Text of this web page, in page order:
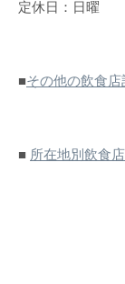
定休日：日曜
■その他の飲食店
■ 所在地別飲食